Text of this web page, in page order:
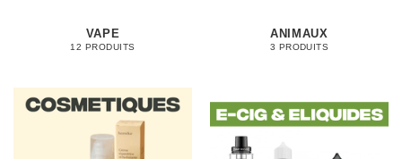
VAPE
12 PRODUITS
ANIMAUX
3 PRODUITS